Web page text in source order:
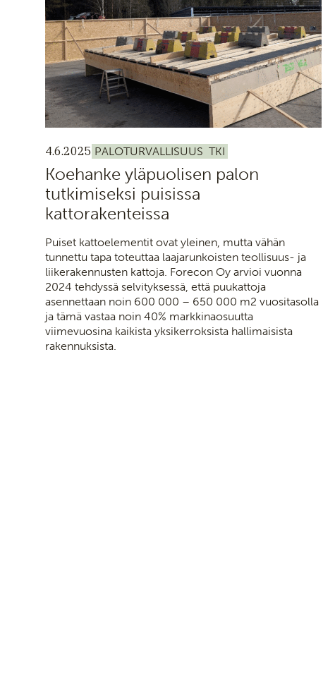
4.6.2025 PALOTURVALLISUUS TKI
Koehanke yläpuolisen palon
tutkimiseksi puisissa
kattorakenteissa
Puiset kattoelementit ovat yleinen, mutta vähän
tunnettu tapa toteuttaa laajarunkoisten teollisuus- ja
liikerakennusten kattoja. Forecon Oy arvioi vuonna
2024 tehdyssä selvityksessä, että puukattoja
asennettaan noin 600 000 – 650 000 m2 vuositasolla
ja tämä vastaa noin 40% markkinaosuutta
viimevuosina kaikista yksikerroksista hallimaisista
rakennuksista.